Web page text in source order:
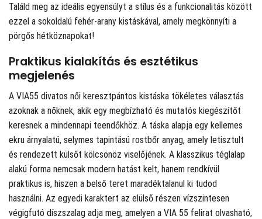
Találd meg az ideális egyensúlyt a stílus és a funkcionalitás között
ezzel a sokoldalú fehér-arany kistáskával, amely megkönnyíti a
pörgős hétköznapokat!
Praktikus kialakítás és esztétikus
megjelenés
A VIA55 divatos női keresztpántos kistáska tökéletes választás
azoknak a nőknek, akik egy megbízható és mutatós kiegészítőt
keresnek a mindennapi teendőkhöz. A táska alapja egy kellemes
ekru árnyalatú, selymes tapintású rostbőr anyag, amely letisztult
és rendezett külsőt kölcsönöz viselőjének. A klasszikus téglalap
alakú forma nemcsak modern hatást kelt, hanem rendkívül
praktikus is, hiszen a belső teret maradéktalanul ki tudod
használni. Az egyedi karaktert az elülső részen vízszintesen
végigfutó díszszalag adja meg, amelyen a VIA 55 felirat olvasható,